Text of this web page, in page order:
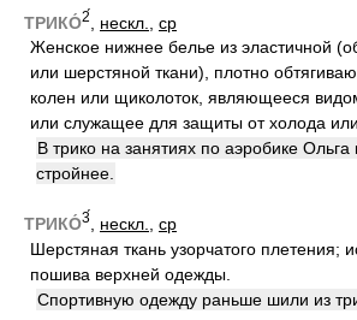
ТРИКО́2́ нескл.
ср
Женское нижнее белье из эластичной
или шерстяной ткани), плотно
колен или щиколоток, являющееся
или служащее для защиты от холода
В трико на занятиях по аэробике
стройнее.
ТРИКО́3́ нескл.
ср
Шерстяная ткань узорчатого плетения;
пошива верхней одежды.
Спортивную одежду раньше шили из